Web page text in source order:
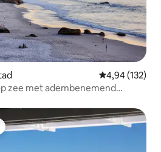
Gemiddelde
4,94 (132)
zee met adembenemend